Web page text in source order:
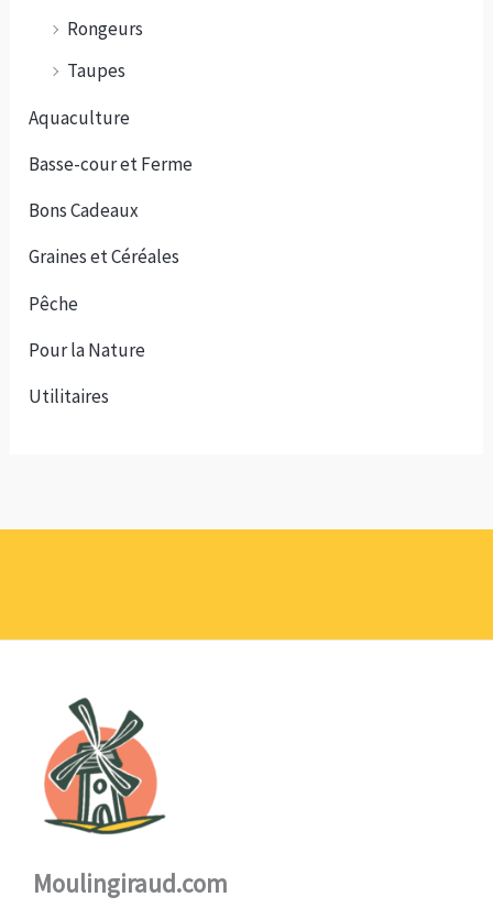
Rongeurs
Taupes
Aquaculture
Basse-cour et Ferme
Bons Cadeaux
Graines et Céréales
Pêche
Pour la Nature
Utilitaires
Moulingiraud.com